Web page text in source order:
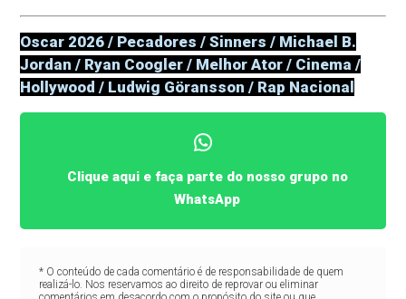
Oscar 2026 / Pecadores / Sinners / Michael B.
Jordan / Ryan Coogler / Melhor Ator / Cinema /
Hollywood / Ludwig Göransson / Rap Nacional
Clique aqui e faça parte do nosso grupo no
WhatsApp
* O conteúdo de cada comentário é de responsabilidade de quem
realizá-lo. Nos reservamos ao direito de reprovar ou eliminar